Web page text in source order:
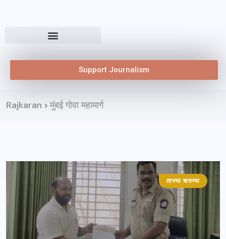
Support Journalism
Rajkaran >मुंबई गोवा महामार्ग
महाराष्ट्र
ताज्या बातम्या